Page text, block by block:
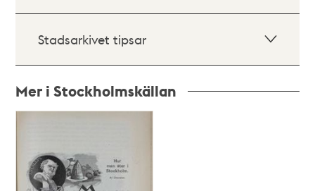
Stadsarkivet tipsar
Mer i Stockholmskällan
teman